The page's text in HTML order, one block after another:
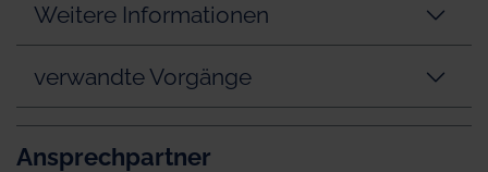
Weitere Informationen
verwandte Vorgänge
Ansprechpartner